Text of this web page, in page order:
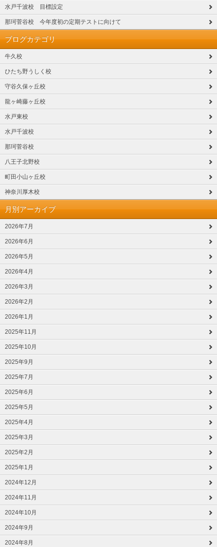
水戸千波校 目標設定
那珂菅谷校 今年度初の定期テストに向けて
ブログカテゴリ
牛久校
ひたち野うしく校
守谷久保ヶ丘校
龍ヶ崎藤ヶ丘校
水戸東校
水戸千波校
那珂菅谷校
八王子北野校
町田小山ヶ丘校
神奈川厚木校
月別アーカイブ
2026年7月
2026年6月
2026年5月
2026年4月
2026年3月
2026年2月
2026年1月
2025年11月
2025年10月
2025年9月
2025年7月
2025年6月
2025年5月
2025年4月
2025年3月
2025年2月
2025年1月
2024年12月
2024年11月
2024年10月
2024年9月
2024年8月